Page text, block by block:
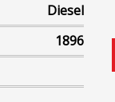
Diesel
1896